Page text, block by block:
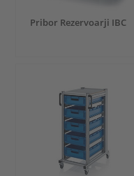
Pribor Rezervoarji IBC